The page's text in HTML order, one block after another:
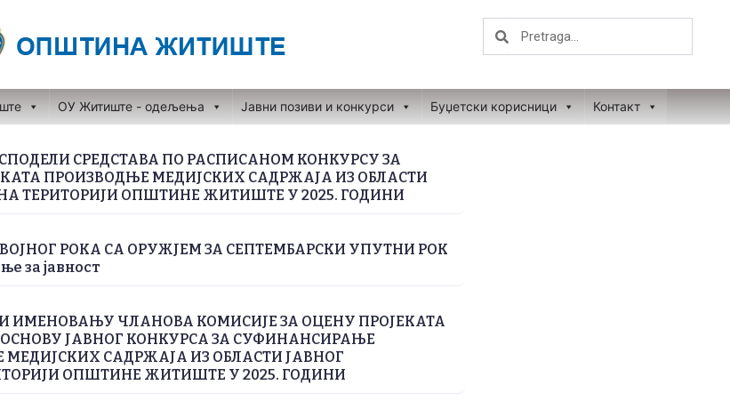
Search
ОУ Житиште - одељења Јавни позиви и конкурси Буџетски корисници Контакт
СРЕДСТАВА ПО РАСПИСАНОМ КОНКУРСУ ЗА
ПРОИЗВОДЊЕ МЕДИЈСКИХ САДРЖАЈА ИЗ ОБЛАСТИ
ТЕРИТОРИЈИ ОПШТИНЕ ЖИТИШТЕ У 2025. ГОДИНИ
РОКА СА ОРУЖЈЕМ ЗА СЕПТЕМБАРСКИ УПУТНИ РОК
за јавност
ИМЕНОВАЊУ ЧЛАНОВА КОМИСИЈЕ ЗА ОЦЕНУ ПРОЈЕКАТА
ЈАВНОГ КОНКУРСА ЗА СУФИНАНСИРАЊЕ
САДРЖАЈА ИЗ ОБЛАСТИ JАВНОГ
ОПШТИНЕ ЖИТИШТЕ У 2025. ГОДИНИ